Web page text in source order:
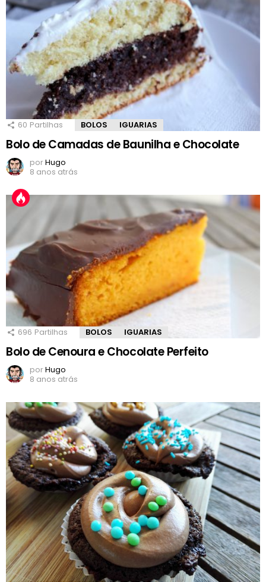
60 Partilhas BOLOS IGUARIAS
Bolo de Camadas de Baunilha e Chocolate
porHugo
8 anos atrás
696 Partilhas BOLOS IGUARIAS
Bolo de Cenoura e Chocolate Perfeito
porHugo
8 anos atrás